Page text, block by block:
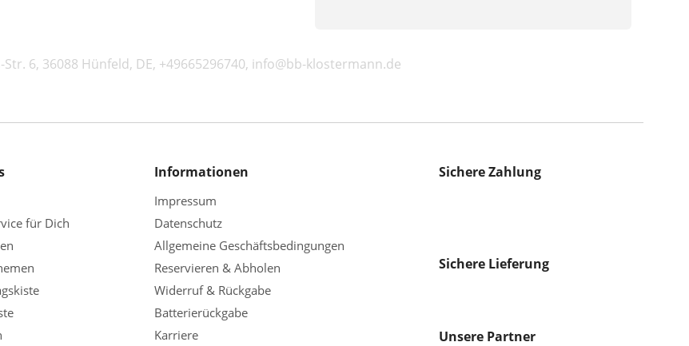
6, 36088 Hünfeld, DE, +49665296740, info@bb-klostermann.de
für Dich
Informationen
Impressum
Datenschutz
Allgemeine Geschäftsbedingungen
Reservieren & Abholen
Widerruf & Rückgabe
Batterierückgabe
Karriere
Sichere Zahlung
Sichere Lieferung
Unsere Partner